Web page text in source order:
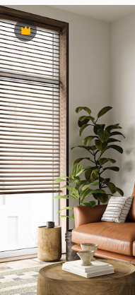
Premium